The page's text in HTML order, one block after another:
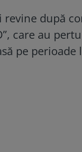
revine după
care au
pe perioade